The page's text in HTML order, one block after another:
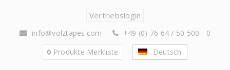
Vertriebslogin
info@volztapes.com
+49 (0) 76 64 / 50 500 - 0
0 Produkte Merkliste Deutsch